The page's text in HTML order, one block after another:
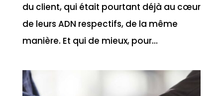
du client, qui était pourtant déjà au cœur
de leurs ADN respectifs, de la même
manière. Et qui de mieux, pour...